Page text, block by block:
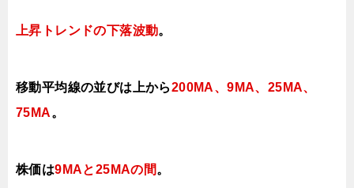
上昇トレンドの下落波動。
移動平均線の並びは上から200MA、9MA、25MA、
75MA。
株価は9MAと25MAの間。